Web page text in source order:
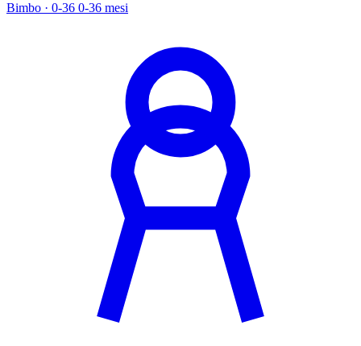
Bimbo · 0-36 0-36 mesi